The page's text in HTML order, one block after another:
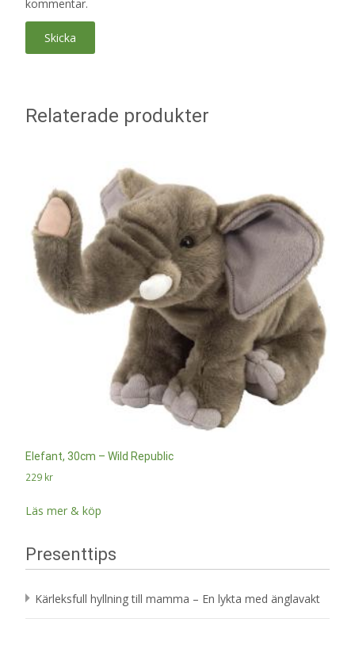
kommentar.
Relaterade produkter
Elefant, 30cm – Wild Republic
229 kr
Läs mer & köp
Presenttips
Kärleksfull hyllning till mamma – En lykta med änglavakt